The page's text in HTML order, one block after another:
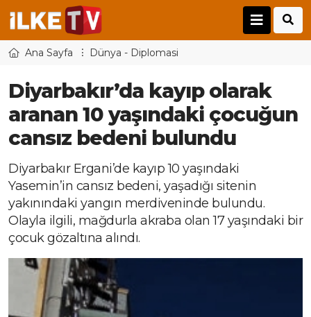
Ana Sayfa Dünya - Diplomasi
Diyarbakır’da kayıp olarak
aranan 10 yaşındaki çocuğun
cansız bedeni bulundu
Diyarbakır Ergani’de kayıp 10 yaşındaki
Yasemin’in cansız bedeni, yaşadığı sitenin
yakınındaki yangın merdiveninde bulundu.
Olayla ilgili, mağdurla akraba olan 17 yaşındaki bir
çocuk gözaltına alındı.